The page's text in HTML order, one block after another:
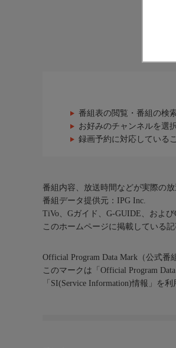
番組表の閲覧・番組の検
お好みのチャンネルを選
録画予約に対応している
番組内容、放送時間などが実際の
番組データ提供元：IPG Inc.
TiVo、Gガイド、G-GUIDE、およ
このホームページに掲載している
Official Program Data Mark（公式番
このマークは「Official Program
「SI(Service Information)情報」を